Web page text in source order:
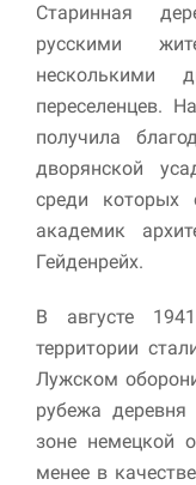
Старинная
русскими
несколькими
переселенцев.
получила
дворянской
среди которых
академик
Гейденрейх.
В августе
территории
Лужском
рубежа
зоне немецкой
менее в